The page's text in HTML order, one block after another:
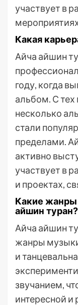
участвует в
Какая
Айча айшин
году, когда
альбом. С
несколько
стали
пределами.
активно
участвует в
и проектах,
Какие жанры
айшин туран?
Айча айшин
жанры
и
звучанием,
интересной и